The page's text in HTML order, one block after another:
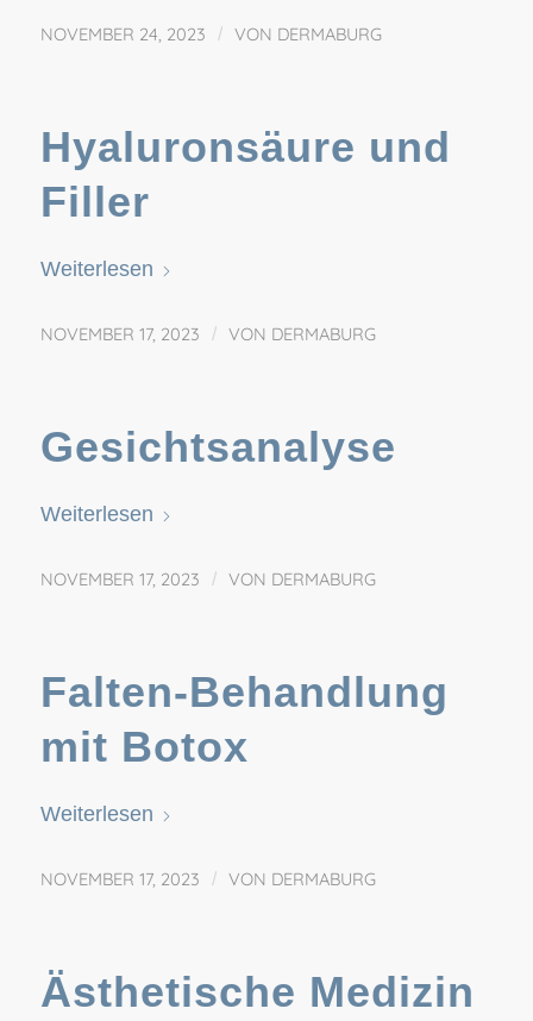
NOVEMBER 24, 2023 / VON DERMABURG
Hyaluronsäure und
Filler
Weiterlesen
NOVEMBER 17, 2023 / VON DERMABURG
Gesichtsanalyse
Weiterlesen
NOVEMBER 17, 2023 / VON DERMABURG
Falten-Behandlung
mit Botox
Weiterlesen
NOVEMBER 17, 2023 / VON DERMABURG
Ästhetische Medizin